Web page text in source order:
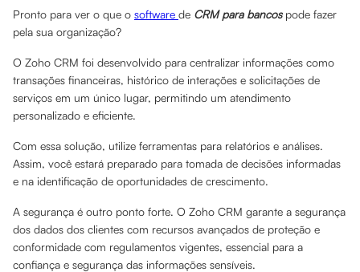
Pronto para ver o que o software de CRM para bancospode fazer
pela sua organização?
O Zoho CRM foi desenvolvido para centralizar informações como
transações financeiras, histórico de interações e solicitações de
serviços em um único lugar, permitindo um atendimento
personalizado e eficiente.
Com essa solução, utilize ferramentas para relatórios e análises.
Assim, você estará preparado para tomada de decisões informadas
e na identificação de oportunidades de crescimento.
A segurança é outro ponto forte. O Zoho CRM garante a segurança
dos dados dos clientes com recursos avançados de proteção e
conformidade com regulamentos vigentes, essencial para a
confiança e segurança das informações sensíveis.